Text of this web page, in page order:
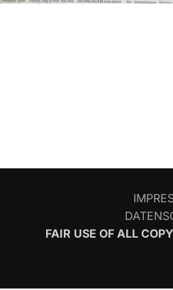
FAIR USE OF ALL